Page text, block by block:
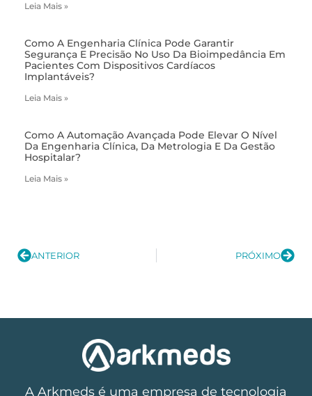
Leia Mais »
Como A Engenharia Clínica Pode Garantir
Segurança E Precisão No Uso Da Bioimpedância Em
Pacientes Com Dispositivos Cardíacos
Implantáveis?
Leia Mais »
Como A Automação Avançada Pode Elevar O Nível
Da Engenharia Clínica, Da Metrologia E Da Gestão
Hospitalar?
Leia Mais »
ANTERIOR PRÓXIMO
A Arkmeds é uma empresa de tecnologia